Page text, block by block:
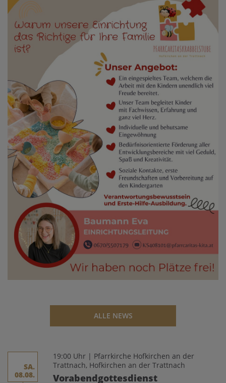
ALLE NEWS
SA.
08.08.
19:00 Uhr | Pfarrkirche Hofkirchen an der
Trattnach, Hofkirchen an der Trattnach
Vorabendgottesdienst